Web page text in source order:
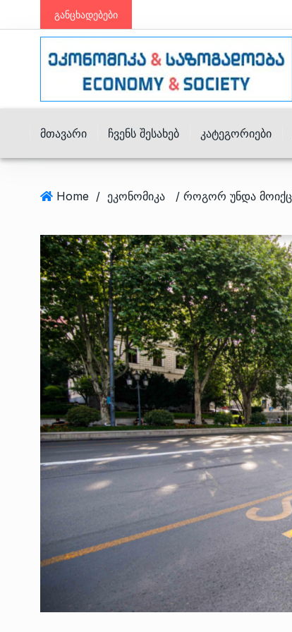
განცხადებები
Მთავარი Ჩვენს Შესახებ Კატეგორიები
Home / ეკონომიკა
6
ოთარ შამუგია
მინისტერიალზე
ᲔᲙᲝᲜᲝᲛᲘᲙᲐ 10/05/
7
გოგიტა თოდრაძე
სტატისტიკის